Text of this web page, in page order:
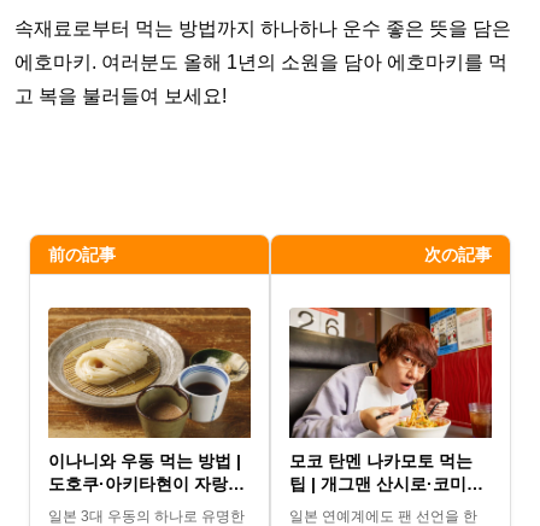
속재료로부터 먹는 방법까지 하나하나 운수 좋은 뜻을 담은
에호마키. 여러분도 올해 1년의 소원을 담아 에호마키를 먹
고 복을 불러들여 보세요!
前の記事
이나니와 우동 먹는 방법 |
도호쿠·아키타현이 자랑하
는 일본 3대 우동
일본 3대 우동의 하나로 유명한
次の記事
모코 탄멘 나카모토 먹는
팁 | 개그맨 산시로·코미야
추천 어레인지
일본 연예계에도 팬 선언을 한